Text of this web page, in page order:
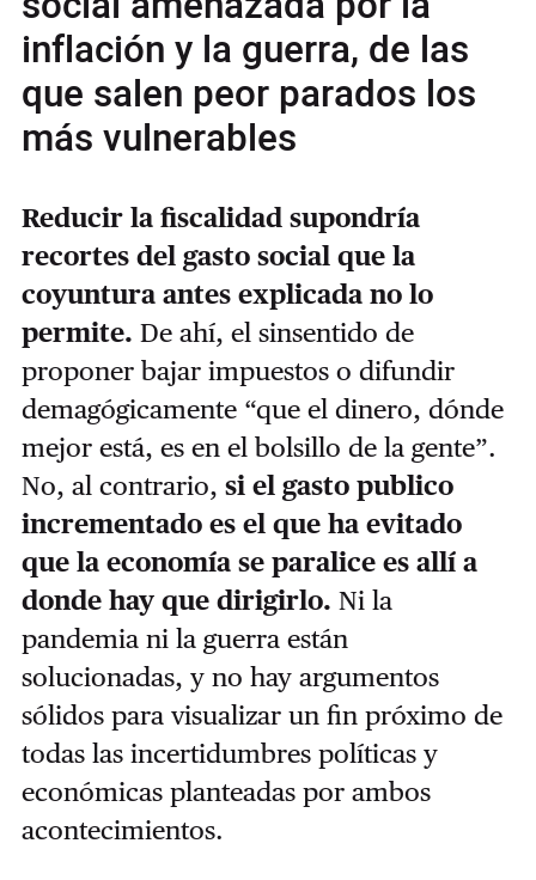
inflación y la guerra, de las
que salen peor parados los
más vulnerables
Reducir la fiscalidad supondría
recortes del gasto social que la
coyuntura antes explicada no lo
permite. De ahí, el sinsentido de
proponer bajar impuestos o difundir
demagógicamente “que el dinero, dónde
mejor está, es en el bolsillo de la gente”.
No, al contrario, si el gasto publico
incrementado es el que ha evitado
que la economía se paralice es allí a
donde hay que dirigirlo. Ni la
pandemia ni la guerra están
solucionadas, y no hay argumentos
sólidos para visualizar un fin próximo de
todas las incertidumbres políticas y
económicas planteadas por ambos
acontecimientos.